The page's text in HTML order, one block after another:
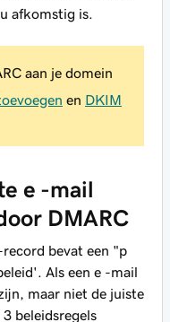
afkomstig is.
aan je domein
en DKIM
e -mail
DMARC
record bevat een "p
Als een e -mail
maar niet de juiste
beleidsregels